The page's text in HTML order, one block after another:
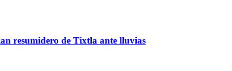
resumidero de Tixtla ante lluvias